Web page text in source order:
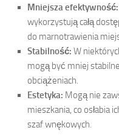
Mniejsza efektywność:
wykorzystują całą
do marnotrawienia
Stabilność: W
mogą być mniej
obciążeniach.
Estetyka: Mogą nie
mieszkania, co osłabia
szaf wnękowych.